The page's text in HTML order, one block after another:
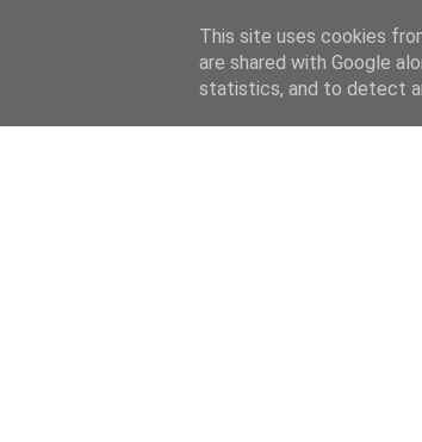
STRONA GŁÓWNA WSPÓŁPRACA
This site uses cookies
are shared with Google
statistics, and to detect